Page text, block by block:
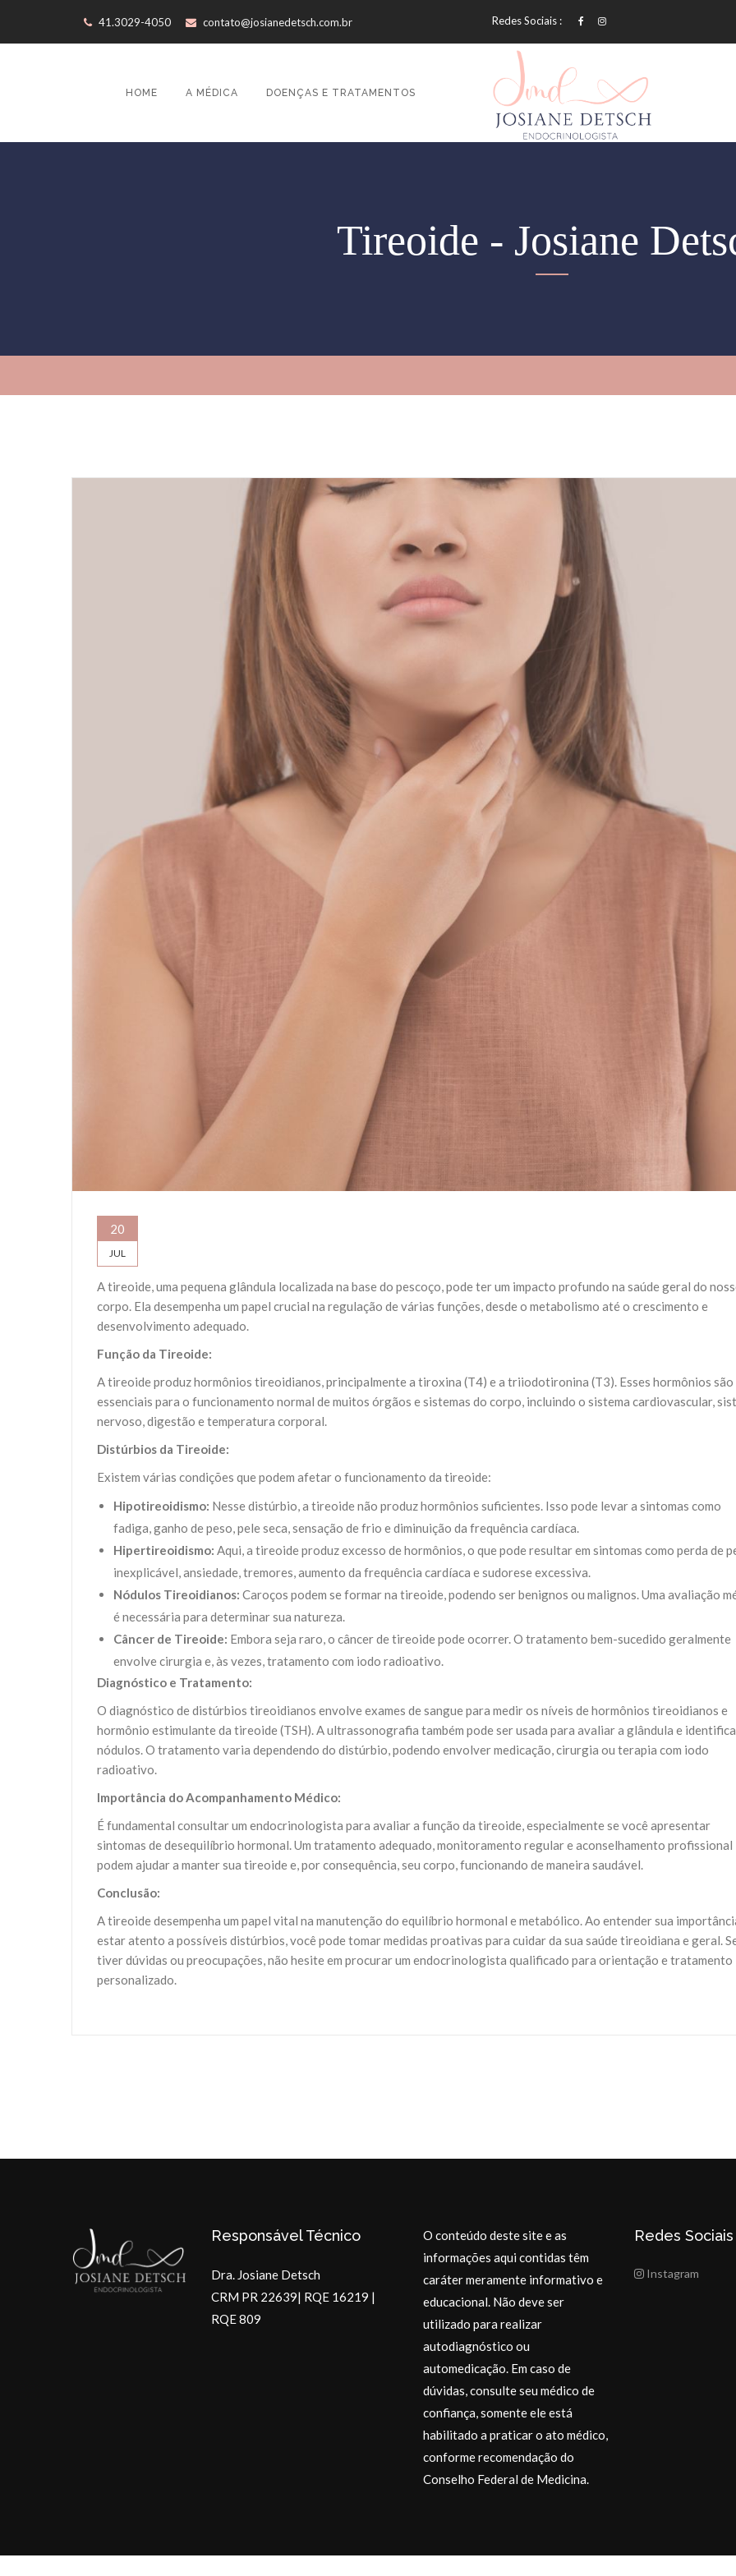
41.3029-4050 contato@josianedetsch.com.br Redes Sociais :
HOME A MÉDICA DOENÇAS E TRATAMENTOS
Tireoide - Josiane
20
JUL
A tireoide, uma pequena glândula localizada na base do pescoço, pode ter um impacto profundo na saúde geral do
corpo. Ela desempenha um papel crucial na regulação de várias funções, desde o metabolismo até o crescimento e
desenvolvimento adequado.
Função da Tireoide:
A tireoide produz hormônios tireoidianos, principalmente a tiroxina (T4) e a triiodotironina (T3). Esses hormônios são
essenciais para o funcionamento normal de muitos órgãos e sistemas do corpo, incluindo o sistema cardiovascular,
nervoso, digestão e temperatura corporal.
Distúrbios da Tireoide:
Existem várias condições que podem afetar o funcionamento da tireoide:
Hipotireoidismo: Nesse distúrbio, a tireoide não produz hormônios suficientes. Isso pode levar a sintomas como
fadiga, ganho de peso, pele seca, sensação de frio e diminuição da frequência cardíaca.
Hipertireoidismo: Aqui, a tireoide produz excesso de hormônios, o que pode resultar em sintomas como perda de
inexplicável, ansiedade, tremores, aumento da frequência cardíaca e sudorese excessiva.
Nódulos Tireoidianos: Caroços podem se formar na tireoide, podendo ser benignos ou malignos. Uma avaliação
é necessária para determinar sua natureza.
Câncer de Tireoide: Embora seja raro, o câncer de tireoide pode ocorrer. O tratamento bem-sucedido geralmente
envolve cirurgia e, às vezes, tratamento com iodo radioativo.
Diagnóstico e Tratamento:
O diagnóstico de distúrbios tireoidianos envolve exames de sangue para medir os níveis de hormônios tireoidianos e
hormônio estimulante da tireoide (TSH). A ultrassonografia também pode ser usada para avaliar a glândula e
nódulos. O tratamento varia dependendo do distúrbio, podendo envolver medicação, cirurgia ou terapia com iodo
radioativo.
Importância do Acompanhamento Médico:
É fundamental consultar um endocrinologista para avaliar a função da tireoide, especialmente se você apresentar
sintomas de desequilíbrio hormonal. Um tratamento adequado, monitoramento regular e aconselhamento profissional
podem ajudar a manter sua tireoide e, por consequência, seu corpo, funcionando de maneira saudável.
Conclusão:
A tireoide desempenha um papel vital na manutenção do equilíbrio hormonal e metabólico. Ao entender sua
estar atento a possíveis distúrbios, você pode tomar medidas proativas para cuidar da sua saúde tireoidiana e geral.
tiver dúvidas ou preocupações, não hesite em procurar um endocrinologista qualificado para orientação e tratamento
personalizado.
Responsável Técnico
Dra. Josiane Detsch
CRM PR 22639| RQE 16219 |
RQE 809
O conteúdo deste site e as
informações aqui contidas têm
caráter meramente informativo e
educacional. Não deve ser
utilizado para realizar
autodiagnóstico ou
automedicação. Em caso de
dúvidas, consulte seu médico de
confiança, somente ele está
habilitado a praticar o ato médico,
conforme recomendação do
Conselho Federal de Medicina.
Redes Sociais
Instagram